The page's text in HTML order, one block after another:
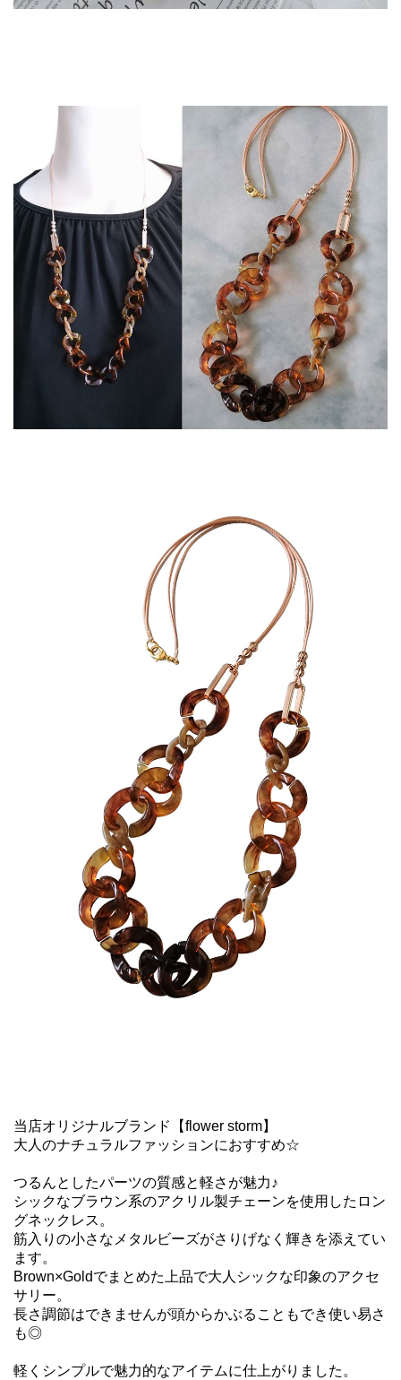
当店オリジナルブランド【flower storm】
大人のナチュラルファッションにおすすめ☆
つるんとしたパーツの質感と軽さが魅力♪
シックなブラウン系のアクリル製チェーンを使用したロン
グネックレス。
筋入りの小さなメタルビーズがさりげなく輝きを添えてい
ます。
Brown×Goldでまとめた上品で大人シックな印象のアクセ
サリー。
長さ調節はできませんが頭からかぶることもでき使い易さ
も◎
軽くシンプルで魅力的なアイテムに仕上がりました。